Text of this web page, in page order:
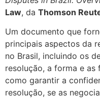
Law, da Thomson
Um documento que
principais aspectos da
no Brasil, incluindo os
resolução, a forma e as
como garantir a
resolução, se as